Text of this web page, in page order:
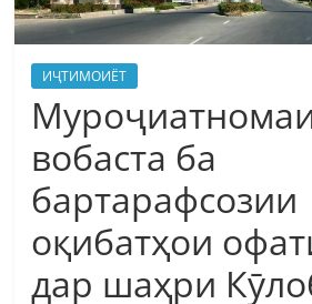
ИҶТИМОИЁТ
вобаста ба
бартарафсозии
оқибатҳои
дар шаҳри